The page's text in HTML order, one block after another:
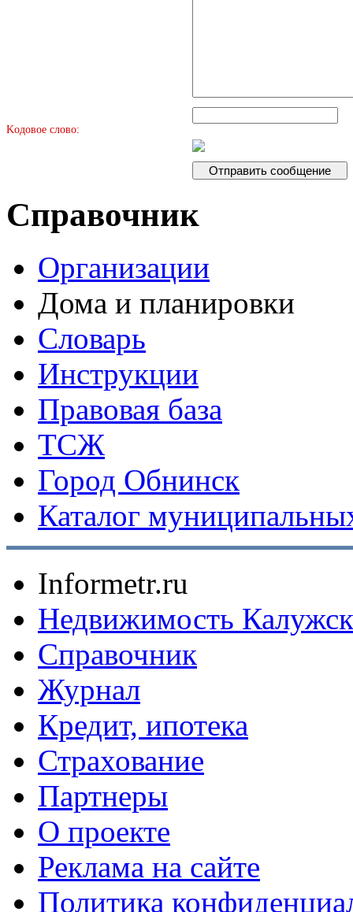
Kодовое слово:
Справочник
Организации
Дома и планировки
Словарь
Инструкции
Правовая база
ТСЖ
Город Обнинск
Каталог
Informetr.ru
Недвижимость
Справочник
Журнал
Кредит, ипотека
Страхование
Партнеры
O проекте
Реклама на сайте
Политика